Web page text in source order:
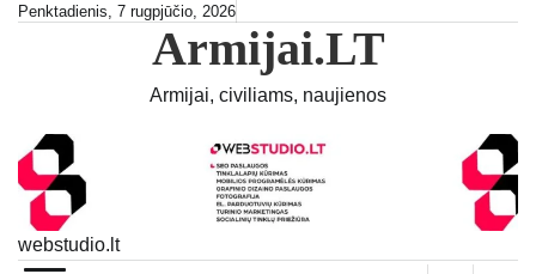
SkipPenktadienis, 7 rugpjūčio, 2026
Armijai.LT
Armijai, civiliams, naujienos
webstudio.lt